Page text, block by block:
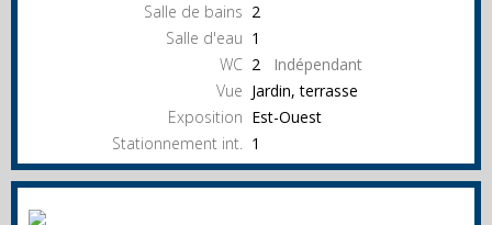
Salle de bains 2
Salle d'eau 1
WC 2
Indépendant
Vue Jardin, terrasse
Exposition Est-Ouest
Stationnement int. 1